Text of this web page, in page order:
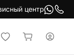
центр